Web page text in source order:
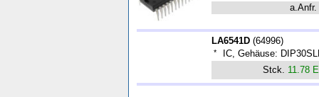
a.Anfr.
LA6541D (64996)
*
IC, Gehäuse:
Stck. 11.78